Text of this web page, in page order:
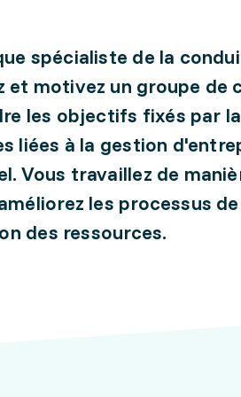
spécialiste de la
et motivez un groupe de
les objectifs fixés par
liées à la gestion
Vous travaillez de
les processus
des ressources.